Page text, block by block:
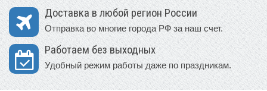
Доставка в любой регион России
Отправка во многие города РФ за наш счет.
Работаем без выходных
Удобный режим работы даже по праздникам.